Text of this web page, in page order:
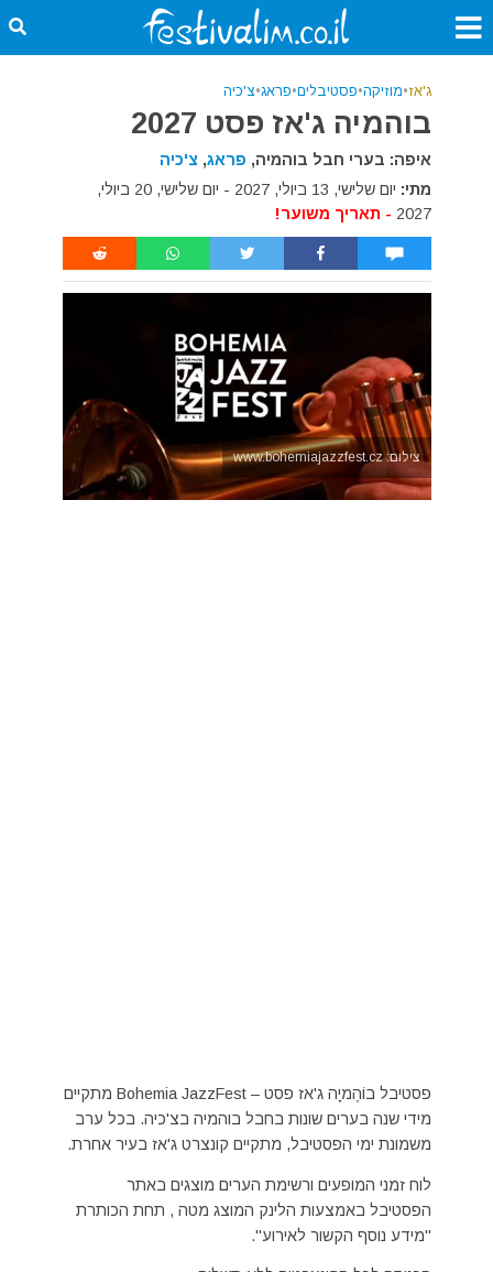
ג'אז•מוזיקה•פסטיבלים•פראג•צ'כיה
בוהמיה ג'אז פסט 2027
איפה: בערי חבל בוהמיה, פראג, צ'כיה
מתי:
יום שלישי, 13 ביולי, 2027 - יום שלישי, 20 ביולי,
2027 - תאריך משוער!
צילום: www.bohemiajazzfest.cz
פסטיבל בוֹהֶמיָה ג'אז פסט – Bohemia JazzFest מתקיים
מידי שנה בערים שונות בחבל בוהמיה בצ'כיה. בכל ערב
משמונת ימי הפסטיבל, מתקיים קונצרט ג'אז בעיר אחרת.
לוח זמני המופעים ורשימת הערים מוצגים באתר
הפסטיבל באמצעות הלינק המוצג מטה , תחת הכותרת
"מידע נוסף הקשור לאירוע".